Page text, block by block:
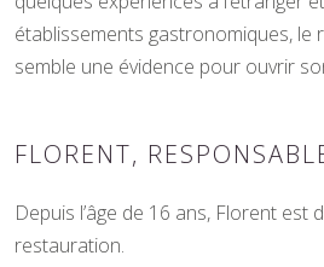
établissements gastronomiques, le
semble une évidence pour ouvrir
FLORENT,
Depuis l’âge de 16 ans, Florent est
restauration.